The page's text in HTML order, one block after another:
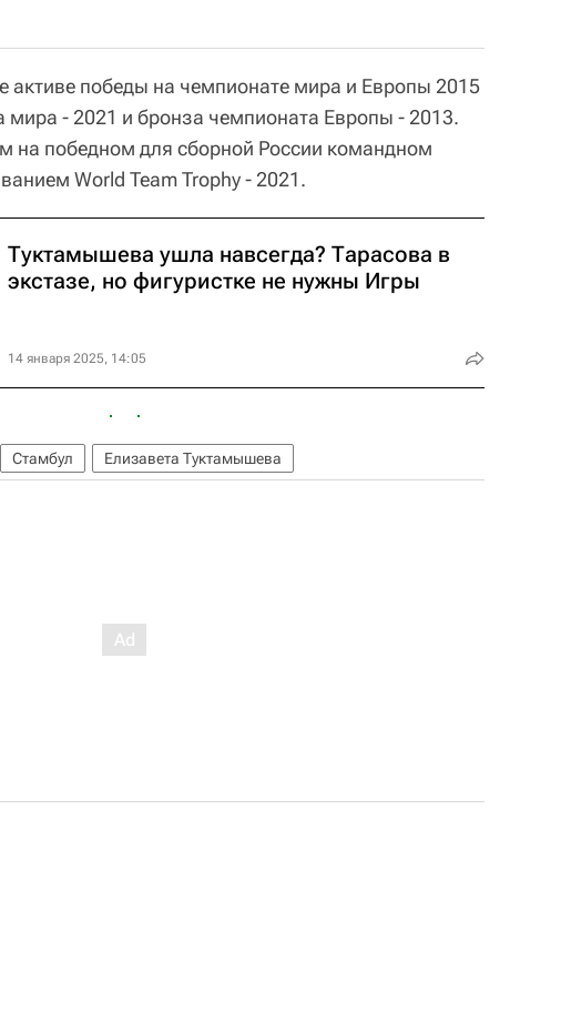
активе победы на чемпионате мира и Европы 2015
мира - 2021 и бронза чемпионата Европы - 2013.
на победном для сборной России командном
World Team Trophy - 2021.
Туктамышева ушла навсегда? Тарасова в
экстазе, но фигуристке не нужны Игры
14 января 2025, 14:05
Стамбул Елизавета Туктамышева